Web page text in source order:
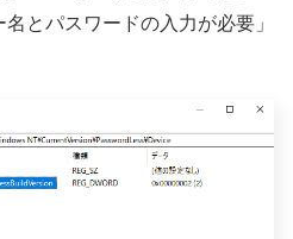
とパスワードの入力が必要」